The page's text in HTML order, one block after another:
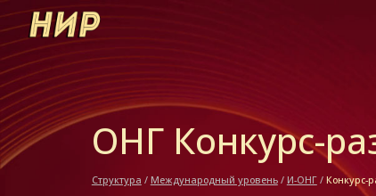
ОНГ Конкурс-
Структура / Международный уровень/ И-ОНГ/ Конкурс-